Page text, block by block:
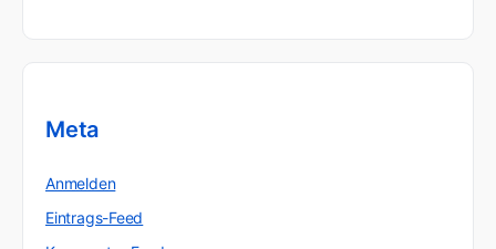
Meta
Anmelden
Eintrags-Feed